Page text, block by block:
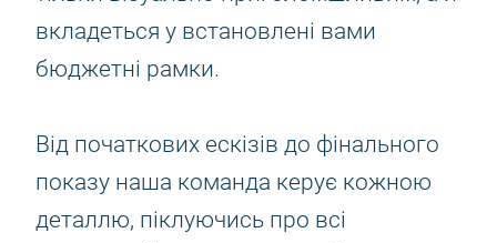
вкладеться у встановлені вами
бюджетні рамки.
Від початкових ескізів до фінального
показу наша команда керує кожною
деталлю, піклуючись про всі